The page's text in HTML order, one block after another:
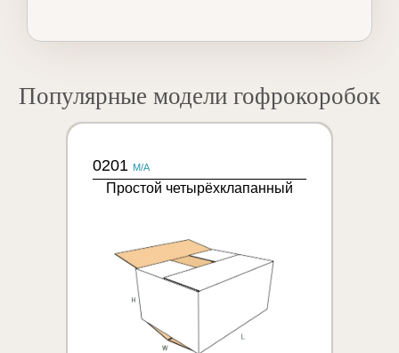
Популярные модели гофрокоробок
0201 M/A
Простой четырёхклапанный